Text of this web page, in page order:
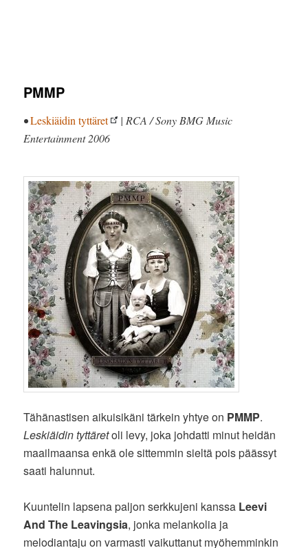
PMMP
•Leskiäidin tyttäret
| RCA / Sony BMG Music
Entertainment 2006
Tähänastisen aikuisikäni tärkein yhtye on PMMP.
Leskiäidin tyttäretoli levy, joka johdatti minut heidän
maailmaansa enkä ole sittemmin sieltä pois päässyt
saati halunnut.
Kuuntelin lapsena paljon serkkujeni kanssa Leevi
And The Leavingsia, jonka melankolia ja
melodiantaju on varmasti vaikuttanut myöhemminkin